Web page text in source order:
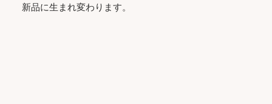
新品に生まれ変わります。